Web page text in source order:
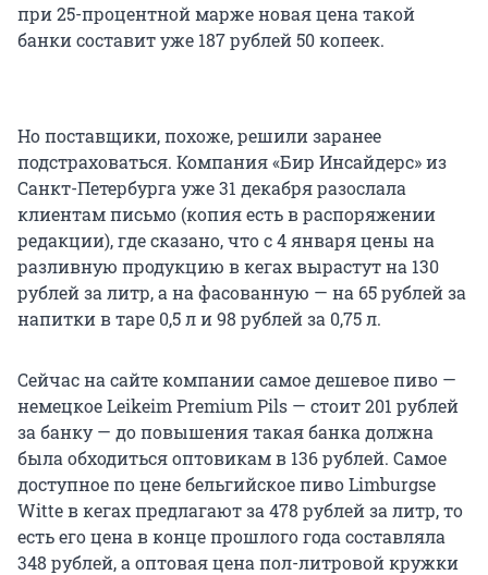
при 25-процентной марже новая цена такой
банки составит уже 187 рублей 50 копеек.
Но поставщики, похоже, решили заранее
подстраховаться. Компания «Бир Инсайдерс» из
Санкт-Петербурга уже 31 декабря разослала
клиентам письмо (копия есть в распоряжении
редакции), где сказано, что с 4 января цены на
разливную продукцию в кегах вырастут на 130
рублей за литр, а на фасованную — на 65 рублей за
напитки в таре 0,5 л и 98 рублей за 0,75 л.
Сейчас на сайте компании самое дешевое пиво —
немецкое Leikeim Premium Pils — стоит 201 рублей
за банку — до повышения такая банка должна
была обходиться оптовикам в 136 рублей. Самое
доступное по цене бельгийское пиво Limburgse
Witte в кегах предлагают за 478 рублей за литр, то
есть его цена в конце прошлого года составляла
348 рублей, а оптовая цена пол-литровой кружки